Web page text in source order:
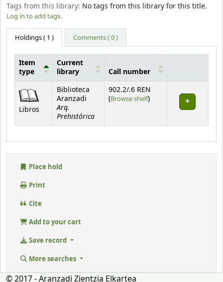
Tags from this library: No tags from this library for this title.
Log in to add tags.
Holdings( 1 ) Comments ( 0 )
Item
type
Current
library
Call number
Libros
Biblioteca
Aranzadi
Arq.
Prehistórica
902.2/.6 REN
(Browse shelf(Opens below)
)
Place hold
Print
Cite
Add to your cart
Save record
More searches
© 2017 - Aranzadi Zientzia Elkartea